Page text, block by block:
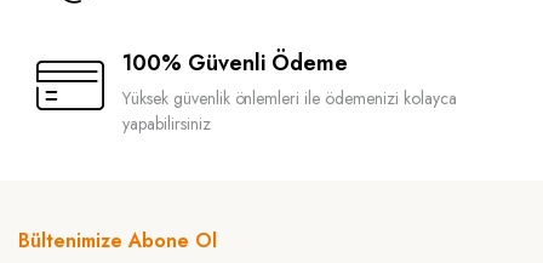
100% Güvenli Ödeme
Yüksek güvenlik önlemleri ile ödemenizi kolayca
yapabilirsiniz
Bültenimize Abone Ol